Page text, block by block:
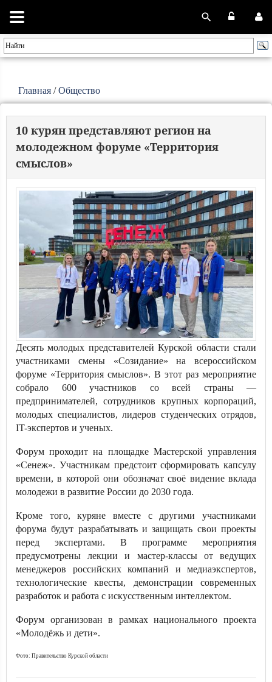
Главная /Общество
10 курян представляют регион на
молодежном форуме «Территория
смыслов»
Десять молодых представителей Курской области стали
участниками смены «Созидание» на всероссийском
форуме «Территория смыслов». В этот раз мероприятие
собрало 600 участников со всей страны —
предпринимателей, сотрудников крупных корпораций,
молодых специалистов, лидеров студенческих отрядов,
IT-экспертов и ученых.
Форум проходит на площадке Мастерской управления
«Сенеж». Участникам предстоит сформировать капсулу
времени, в которой они обозначат своё видение вклада
молодежи в развитие России до 2030 года.
Кроме того, куряне вместе с другими участниками
форума будут разрабатывать и защищать свои проекты
перед экспертами. В программе мероприятия
предусмотрены лекции и мастер-классы от ведущих
менеджеров российских компаний и медиаэкспертов,
технологические квесты, демонстрации современных
разработок и работа с искусственным интеллектом.
Форум организован в рамках национального проекта
«Молодёжь и дети».
Фото: Правительство Курской области